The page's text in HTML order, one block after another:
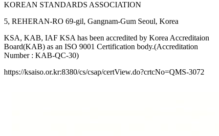
KOREAN STANDARDS ASSOCIATION
5, REHERAN-RO 69-gil, Gangnam-Gum Seoul, Korea
KSA, KAB, IAF KSA has been accredited by Korea Accreditaion
Board(KAB) as an ISO 9001 Certification body.(Accreditation
Number : KAB-QC-30)
https://ksaiso.or.kr:8380/cs/csap/certView.do?crtcNo=QMS-3072